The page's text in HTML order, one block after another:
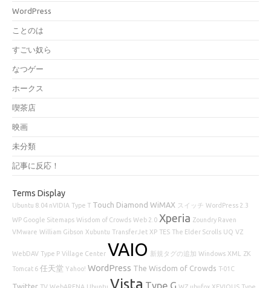
WordPress
ことのは
すごい奴ら
なつゲー
ホークス
喫茶店
映画
未分類
記事に反応！
Terms Display
Ubuntu 8.04 nVIDIA Type T Touch Diamond WiMAX スイッチ WordPress 2.3
WP Google Sitemaps Wisdom of Crowds Web 2.0 Xperia Zoundry Raven
VMware William Gibson Xubuntu TransferJet XP TES The Elder Scrolls UQ VZ
WebDAV Type P Village Center VAIO 新規タグの追加 Windows XML ZK
Tomcat 6 任天堂 Yahoo! WordPress The Wisdom of Crowds T-01C
Twitter Vista Type G